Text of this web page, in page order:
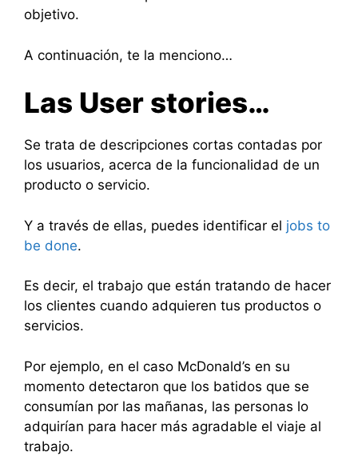
objetivo.
A continuación, te la menciono…
Las User stories…
Se trata de descripciones cortas contadas por
los usuarios, acerca de la funcionalidad de un
producto o servicio.
Y a través de ellas, puedes identificar el jobs to
be done.
Es decir, el trabajo que están tratando de hacer
los clientes cuando adquieren tus productos o
servicios.
Por ejemplo, en el caso McDonald’s en su
momento detectaron que los batidos que se
consumían por las mañanas, las personas lo
adquirían para hacer más agradable el viaje al
trabajo.